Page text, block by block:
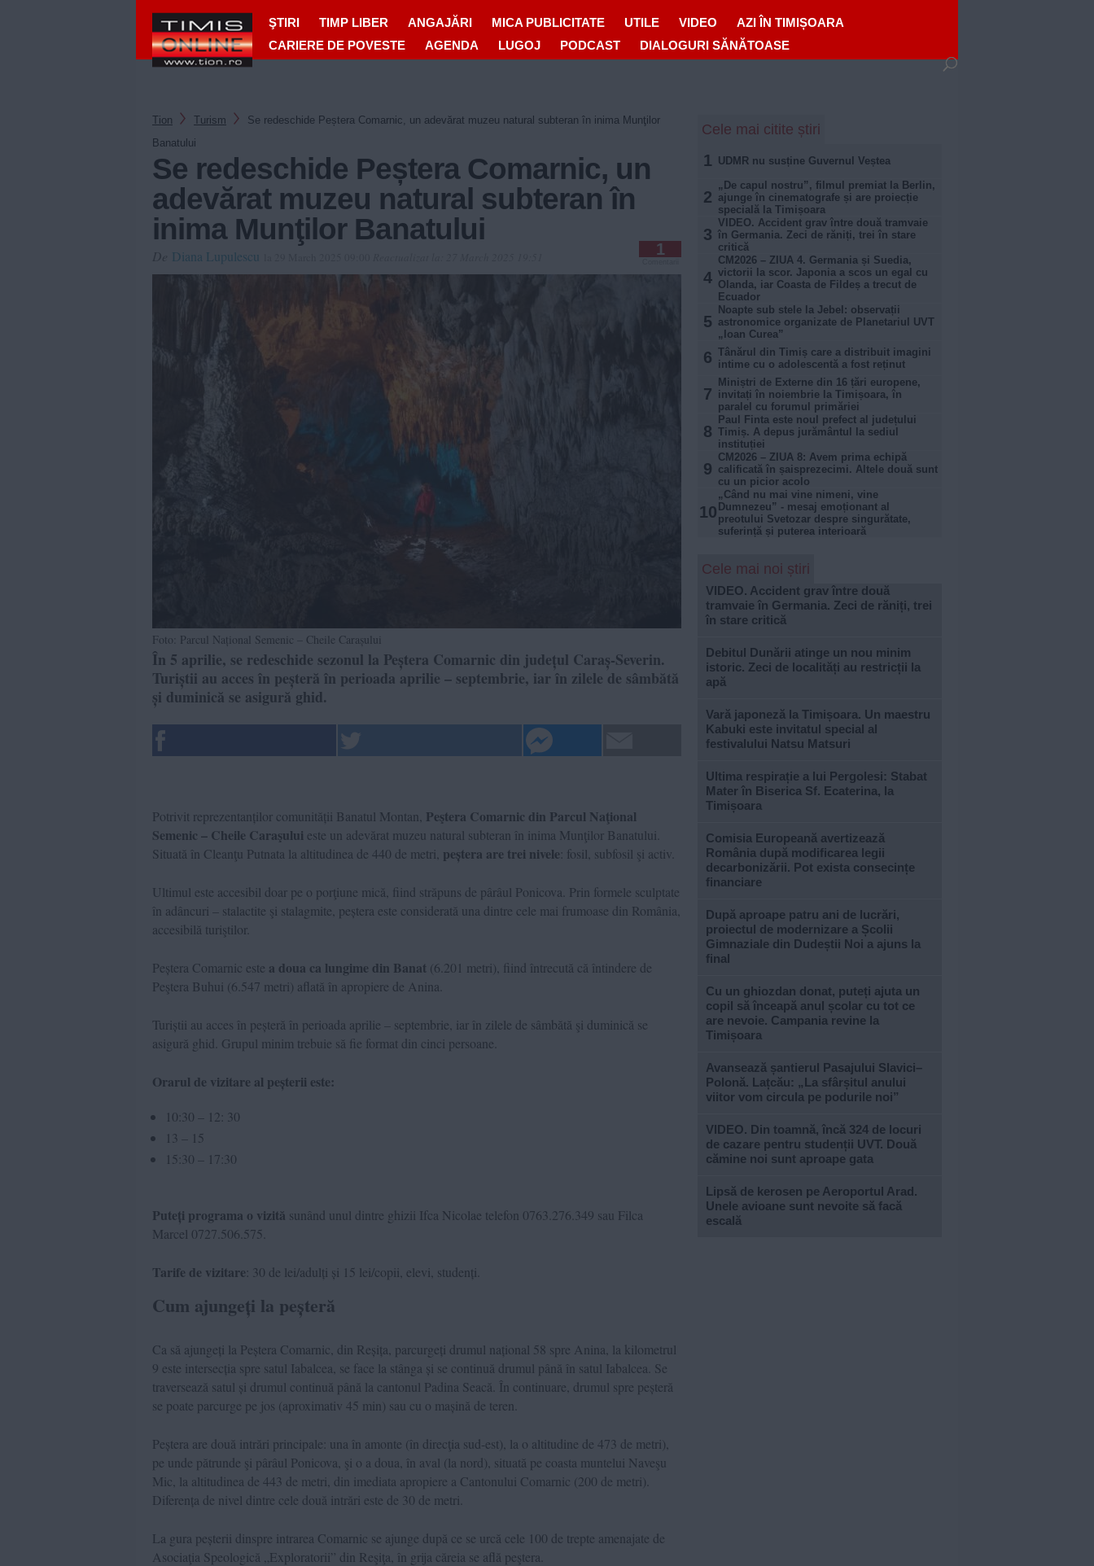
ŞTIRI TIMP LIBER ANGAJĂRI MICA PUBLICITATE UTILE VIDEO
AZI ÎN TIMIȘOARA
CARIERE DE POVESTE
AGENDA LUGOJ PODCAST DIALOGURI SĂNĂTOASE
Tion Turism
Se redeschide Peștera Comarnic, un adevărat muzeu natural subteran în inima Munţilor
Banatului
Se redeschide Peștera Comarnic, un
adevărat muzeu natural subteran în
inima Munţilor Banatului
Diana Lupulescu 1
Foto: Parcul Național Semenic – Cheile Carașului
În 5 aprilie, se redeschide sezonul la Peștera Comarnic din județul Caraș-Severin.
Turiștii au acces în peșteră în perioada aprilie – septembrie, iar în zilele de sâmbătă
și duminică se asigură ghid.
Potrivit reprezentanților comunității Banatul Montan, Peştera Comarnic din Parcul Naţional
Semenic – Cheile Caraşului este un adevărat muzeu natural subteran în inima Munţilor Banatului.
Situată în Cleanţu Putnata la altitudinea de 440 de metri, peștera are trei nivele: fosil, subfosil şi activ.
Ultimul este accesibil doar pe o porţiune mică, fiind străpuns de pârâul Ponicova. Prin formele sculptate
în adâncuri – stalactite şi stalagmite, peștera este considerată una dintre cele mai frumoase din România,
accesibilă turiştilor.
Peștera Comarnic este a doua ca lungime din Banat (6.201 metri), fiind întrecută că întindere de
Peştera Buhui (6.547 metri) aflată în apropiere de Anina.
Turiștii au acces în peșteră în perioada aprilie – septembrie, iar în zilele de sâmbătă şi duminică se
asigură ghid. Grupul minim trebuie să fie format din cinci persoane.
Orarul de vizitare al peșterii este:
10:30 – 12: 30
13 – 15
15:30 – 17:30
Puteți programa o vizită sunând unul dintre ghizii Ifca Nicolae telefon 0763.276.349 sau Filca
Marcel 0727.506.575.
Tarife de vizitare: 30 de lei/adulți și 15 lei/copii, elevi, studenți.
Cum ajungeți la peșteră
Ca să ajungeți la Peștera Comarnic, din Reșița, parcurgeți drumul național 58 spre Anina, la kilometrul
9 este intersecția spre satul Iabalcea, se face la stânga și se continuă drumul până în satul Iabalcea. Se
traversează satul și drumul continuă până la cantonul Padina Seacă. În continuare, drumul spre peșteră
se poate parcurge pe jos (aproximativ 45 min) sau cu o mașină de teren.
Peștera are două intrări principale: una în amonte (în direcţia sud-est), la o altitudine de 473 de metri),
pe unde pătrunde şi pârâul Ponicova, şi o a doua, în aval (la nord), situată pe coasta muntelui Naveşu
Mic, la altitudinea de 443 de metri, din imediata apropiere a Cantonului Comarnic (200 de metri).
Diferența de nivel dintre cele două intrări este de 30 de metri.
La gura peșterii dinspre intrarea Comarnic se ajunge după ce se urcă cele 100 de trepte amenajate de
Asociaţia Speologică „Exploratorii” din Reşiţa, în grija căreia se află peştera.
Cele mai citite știri
1 UDMR nu susține Guvernul Veștea
2
„De capul nostru”, filmul premiat la Berlin,
ajunge în cinematografe și are proiecție
specială la Timișoara
3
VIDEO. Accident grav între două tramvaie
în Germania. Zeci de răniți, trei în stare
critică
4
CM2026 – ZIUA 4. Germania și Suedia,
victorii la scor. Japonia a scos un egal cu
Olanda, iar Coasta de Fildeș a trecut de
Ecuador
5
Noapte sub stele la Jebel: observații
astronomice organizate de Planetariul UVT
„Ioan Curea”
6 Tânărul din Timiș care a distribuit imagini
intime cu o adolescentă a fost reținut
7
Miniștri de Externe din 16 țări europene,
invitați în noiembrie la Timișoara, în
paralel cu forumul primăriei
8
Paul Finta este noul prefect al județului
Timiș. A depus jurământul la sediul
instituției
9
CM2026 – ZIUA 8: Avem prima echipă
calificată în șaisprezecimi. Altele două sunt
cu un picior acolo
10
„Când nu mai vine nimeni, vine
Dumnezeu” - mesaj emoționant al
preotului Svetozar despre singurătate,
suferință și puterea interioară
Cele mai noi știri
VIDEO. Accident grav între două
tramvaie în Germania. Zeci de răniți, trei
în stare critică
Debitul Dunării atinge un nou minim
istoric. Zeci de localități au restricții la
apă
Vară japoneză la Timișoara. Un maestru
Kabuki este invitatul special al
festivalului Natsu Matsuri
Ultima respirație a lui Pergolesi: Stabat
Mater în Biserica Sf. Ecaterina, la
Timișoara
Comisia Europeană avertizează
România după modificarea legii
decarbonizării. Pot exista consecințe
financiare
După aproape patru ani de lucrări,
proiectul de modernizare a Școlii
Gimnaziale din Dudeștii Noi a ajuns la
final
Cu un ghiozdan donat, puteți ajuta un
copil să înceapă anul școlar cu tot ce
are nevoie. Campania revine la
Timișoara
Avansează șantierul Pasajului Slavici–
Polonă. Lațcău: „La sfârșitul anului
viitor vom circula pe podurile noi”
VIDEO. Din toamnă, încă 324 de locuri
de cazare pentru studenții UVT. Două
cămine noi sunt aproape gata
Lipsă de kerosen pe Aeroportul Arad.
Unele avioane sunt nevoite să facă
escală